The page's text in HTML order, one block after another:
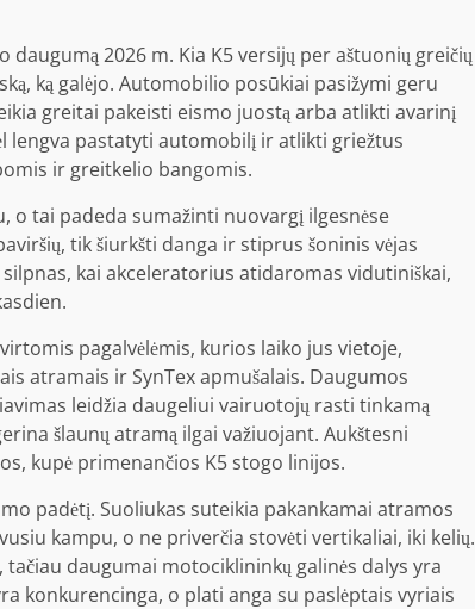
2026 m. Kia K5 versijų per aštuonių greičių
ką galėjo. Automobilio posūkiai pasižymi geru
greitai pakeisti eismo juostą arba atlikti avarinį
lengva pastatyti automobilį ir atlikti griežtus
ir greitkelio bangomis.
o tai padeda sumažinti nuovargį ilgesnėse
tik šiurkšti danga ir stiprus šoninis vėjas
kai akceleratorius atidaromas vidutiniškai,
pagalvėlėmis, kurios laiko jus vietoje,
atramais ir SynTex apmušalais. Daugumos
leidžia daugeliui vairuotojų rasti tinkamą
šlaunų atramą ilgai važiuojant. Aukštesni
kupė primenančios K5 stogo linijos.
padėtį. Suoliukas suteikia pakankamai atramos
kampu, o ne priverčia stovėti vertikaliai, iki kelių.
daugumai motociklininkų galinės dalys yra
konkurencinga, o plati anga su paslėptais vyriais